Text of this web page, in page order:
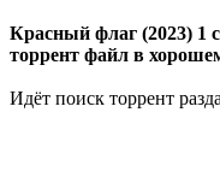
Красный флаг (2023) 1
торрент файл в
Идёт поиск торрент